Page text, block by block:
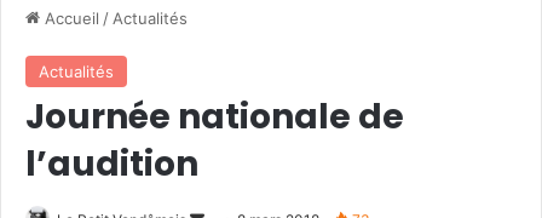
Accueil / Actualités
Actualités
Journée nationale de
l’audition